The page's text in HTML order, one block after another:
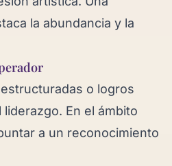
la abundancia y la
o logros
En el ámbito
a un reconocimiento